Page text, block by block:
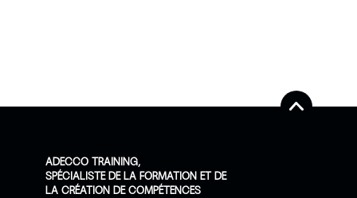
ADECCO TRAINING,
SPÉCIALISTE DE LA FORMATION ET DE
LA CRÉATION DE COMPÉTENCES